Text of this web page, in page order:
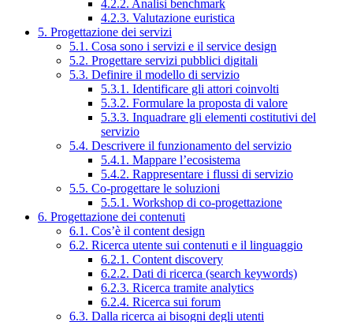
4.2.2. Analisi benchmark
4.2.3. Valutazione euristica
5. Progettazione dei servizi
5.1. Cosa sono i servizi e il service design
5.2. Progettare servizi pubblici digitali
5.3. Definire il modello di servizio
5.3.1. Identificare gli attori coinvolti
5.3.2. Formulare la proposta di valore
5.3.3. Inquadrare gli elementi costitutivi del
servizio
5.4. Descrivere il funzionamento del servizio
5.4.1. Mappare l’ecosistema
5.4.2. Rappresentare i flussi di servizio
5.5. Co-progettare le soluzioni
5.5.1. Workshop di co-progettazione
6. Progettazione dei contenuti
6.1. Cos’è il content design
6.2. Ricerca utente sui contenuti e il linguaggio
6.2.1. Content discovery
6.2.2. Dati di ricerca (search keywords)
6.2.3. Ricerca tramite analytics
6.2.4. Ricerca sui forum
6.3. Dalla ricerca ai bisogni degli utenti